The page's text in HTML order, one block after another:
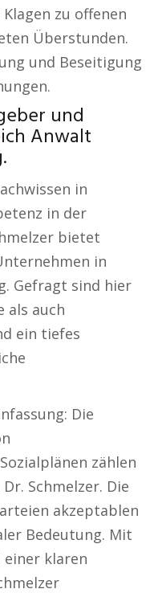
zu offenen
Überstunden.
und Beseitigung
und
Anwalt
in
in der
bietet
in
Gefragt sind hier
als auch
ein tiefes
Die
zählen
Schmelzer. Die
akzeptablen
Bedeutung. Mit
einer klaren